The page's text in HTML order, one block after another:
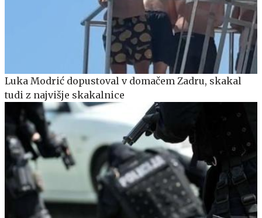
Luka Modrić dopustoval v domačem Zadru, skakal
tudi z najvišje skakalnice